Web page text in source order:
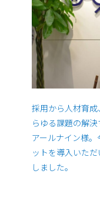
採用から人材育
らゆる課題の解
アールナイン様
ットを導入いた
しました。